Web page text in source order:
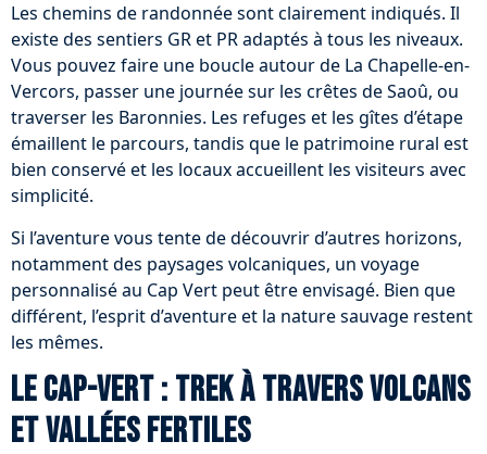
Les chemins de randonnée sont clairement indiqués. Il
existe des sentiers GR et PR adaptés à tous les niveaux.
Vous pouvez faire une boucle autour de La Chapelle-en-
Vercors, passer une journée sur les crêtes de Saoû, ou
traverser les Baronnies. Les refuges et les gîtes d’étape
émaillent le parcours, tandis que le patrimoine rural est
bien conservé et les locaux accueillent les visiteurs avec
simplicité.
Si l’aventure vous tente de découvrir d’autres horizons,
notamment des paysages volcaniques, un voyage
personnalisé au Cap Vert peut être envisagé. Bien que
différent, l’esprit d’aventure et la nature sauvage restent
les mêmes.
Le Cap-Vert : trek à travers volcans
et vallées fertiles